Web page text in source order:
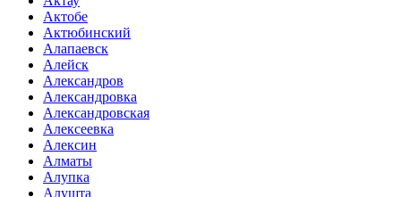
Актобе
Актюбинский
Алапаевск
Алейск
Александров
Александровка
Александровская
Алексеевка
Алексин
Алматы
Алупка
Алушта